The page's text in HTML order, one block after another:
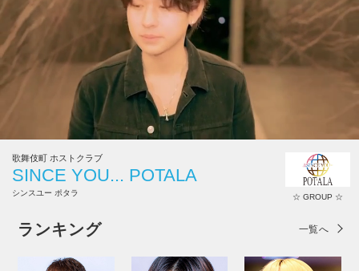
歌舞伎町 ホストクラブ
SINCE YOU... POTALA
シンスユー ポタラ ☆ GROUP ☆
ランキング 一覧へ